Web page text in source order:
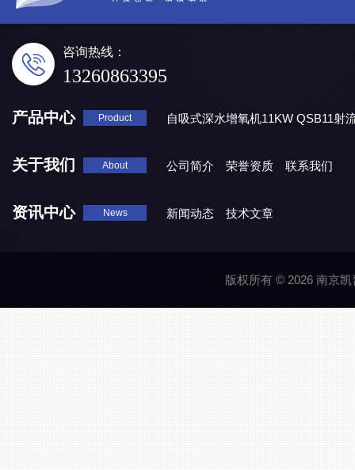
咨询热线：
13260863395
产品中心 Product
自吸式深水增氧机11KW QSB11射
关于我们 About 公司简介 荣誉资质 联系我们
资讯中心 News 新闻动态 技术文章
版权所有 © 2026 南京